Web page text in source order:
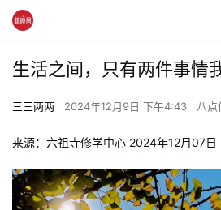
生活之间，只有两件事情
三三两两 2024年12月9日 下午4:43 八点
来源：六祖寺修学中心 2024年12月07日